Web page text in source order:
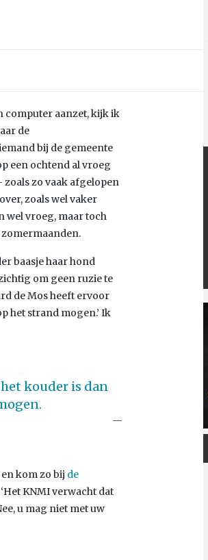
computer aanzet, kijk ik
de
bij de gemeente
een ochtend al vroeg
zo vaak afgelopen
zoals wel vaker
wel vroeg, maar toch
zomermaanden.
baasje haar hond
om geen ruzie te
de Mos heeft ervoor
het strand mogen.’ Ik
kouder is dan
kom zo bij de
KNMI verwacht dat
u mag niet met uw